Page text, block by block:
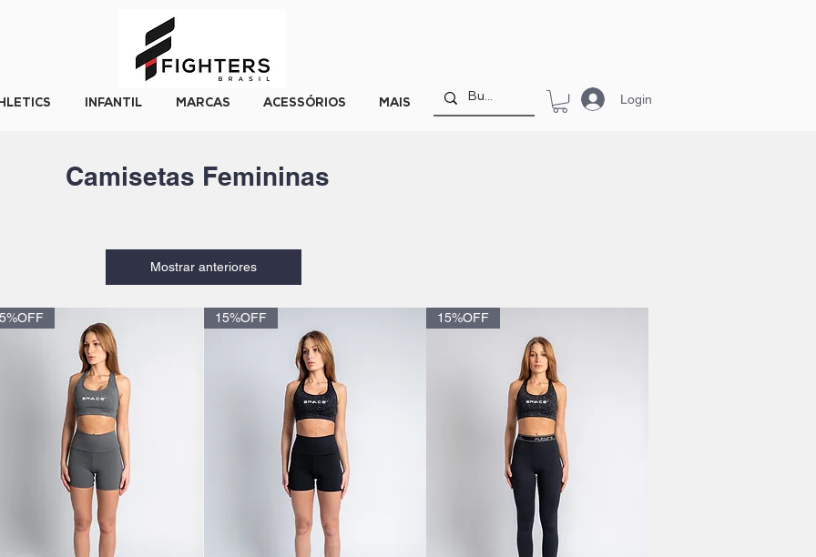
INFANTIL MARCAS ACESSÓRIOS MAIS Login
Camisetas Femininas
Mostrar anteriores
15%OFF 15%OFF